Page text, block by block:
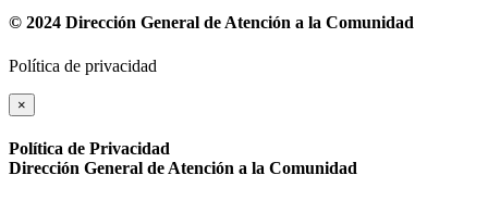
© 2024 Dirección General de Atención a la Comunidad
Política de privacidad
×
Política de Privacidad
Dirección General de Atención a la Comunidad